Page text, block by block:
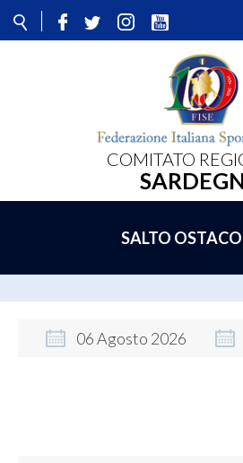
COMITATO
SALTO
06Agosto 2026